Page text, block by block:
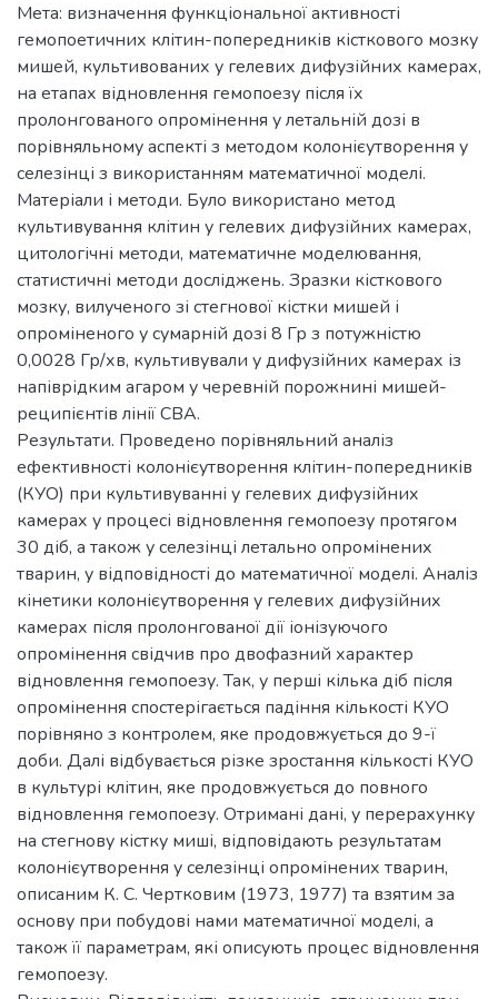
Мета: визначення функціональної активності
гемопоетичних клітин-попередників кісткового мозку
мишей, культивованих у гелевих дифузійних камерах,
на етапах відновлення гемопоезу після їх
пролонгованого опромінення у летальній дозі в
порівняльному аспекті з методом колонієутворення у
селезінці з використанням математичної моделі.
Матеріали і методи. Було використано метод
культивування клітин у гелевих дифузійних камерах,
цитологічні методи, математичне моделювання,
статистичні методи досліджень. Зразки кісткового
мозку, вилученого зі стегнової кістки мишей і
опроміненого у сумарній дозі 8 Гр з потужністю
0,0028 Гр/хв, культивували у дифузійних камерах із
напіврідким агаром у черевній порожнині мишей-
реципієнтів лінії CBA.
Результати. Проведено порівняльний аналіз
ефективності колонієутворення клітин-попередників
(КУО) при культивуванні у гелевих дифузійних
камерах у процесі відновлення гемопоезу протягом
30 діб, а також у селезінці летально опромінених
тварин, у відповідності до математичної моделі. Аналіз
кінетики колонієутворення у гелевих дифузійних
камерах після пролонгованої дії іонізуючого
опромінення свідчив про двофазний характер
відновлення гемопоезу. Так, у перші кілька діб після
опромінення спостерігається падіння кількості КУО
порівняно з контролем, яке продовжується до 9-ї
доби. Далі відбувається різке зростання кількості КУО
в культурі клітин, яке продовжується до повного
відновлення гемопоезу. Отримані дані, у перерахунку
на стегнову кістку миші, відповідають результатам
колонієутворення у селезінці опромінених тварин,
описаним К. С. Чертковим (1973, 1977) та взятим за
основу при побудові нами математичної моделі, а
також її параметрам, які описують процес відновлення
гемопоезу.